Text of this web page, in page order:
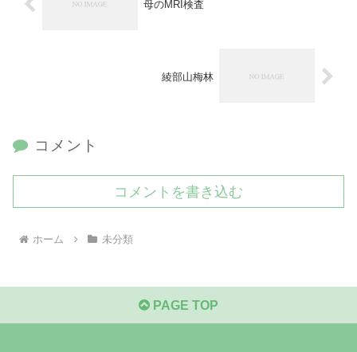
母のMRI検査
綾部山梅林
コメント
コメントを書き込む
ホーム 未分類
PAGE TOP